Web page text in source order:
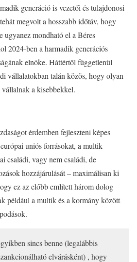
generáció is vezetői és tulajdonosi
megvolt a hosszabb időtáv, hogy
ugyanez mondható el a Béres
2024-ben a harmadik generációs
elnöke. Háttértől függetlenül
vállalatokban talán közös, hogy olyan
a kisebbekkel.
érdemben fejleszteni képes
uniós forrásokat, a multik
családi, vagy nem családi, de
hozzájárulását – maximálisan ki
ez az előbb említett három dolog
például a multik és a kormány között
sincs benne (legalábbis
elvárásként) , hogy